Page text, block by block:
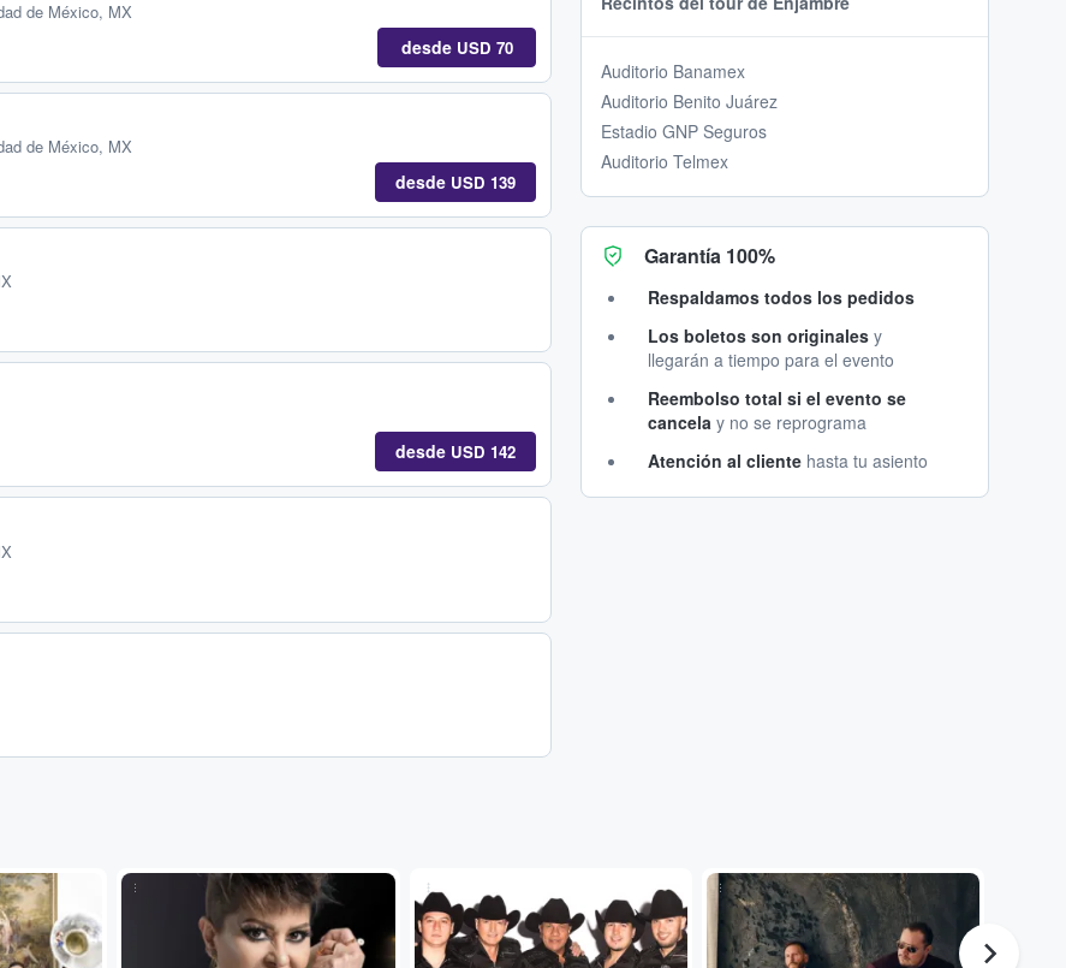
de México, MX
desde USD 70
de México, MX
desde USD 139
desde USD 142
Auditorio Banamex
Auditorio Benito Juárez
Estadio GNP Seguros
Auditorio Telmex
Garantía 100%
Respaldamos todos los pedidos
Los boletos son originales y
llegarán a tiempo para el evento
Reembolso total si el evento se
cancela y no se reprograma
Atención al cliente hasta tu asiento
... ... ...